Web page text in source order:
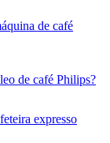
de café
de café Philips?
expresso